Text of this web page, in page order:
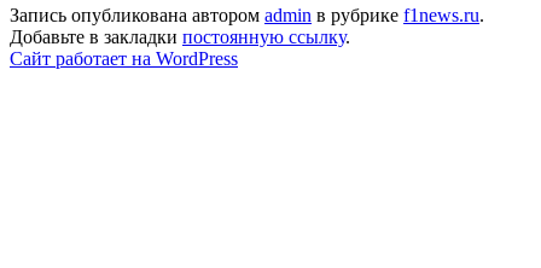
Запись опубликована автором admin в рубрике f1news.ru.
Добавьте в закладки постоянную ссылку.
Сайт работает на WordPress